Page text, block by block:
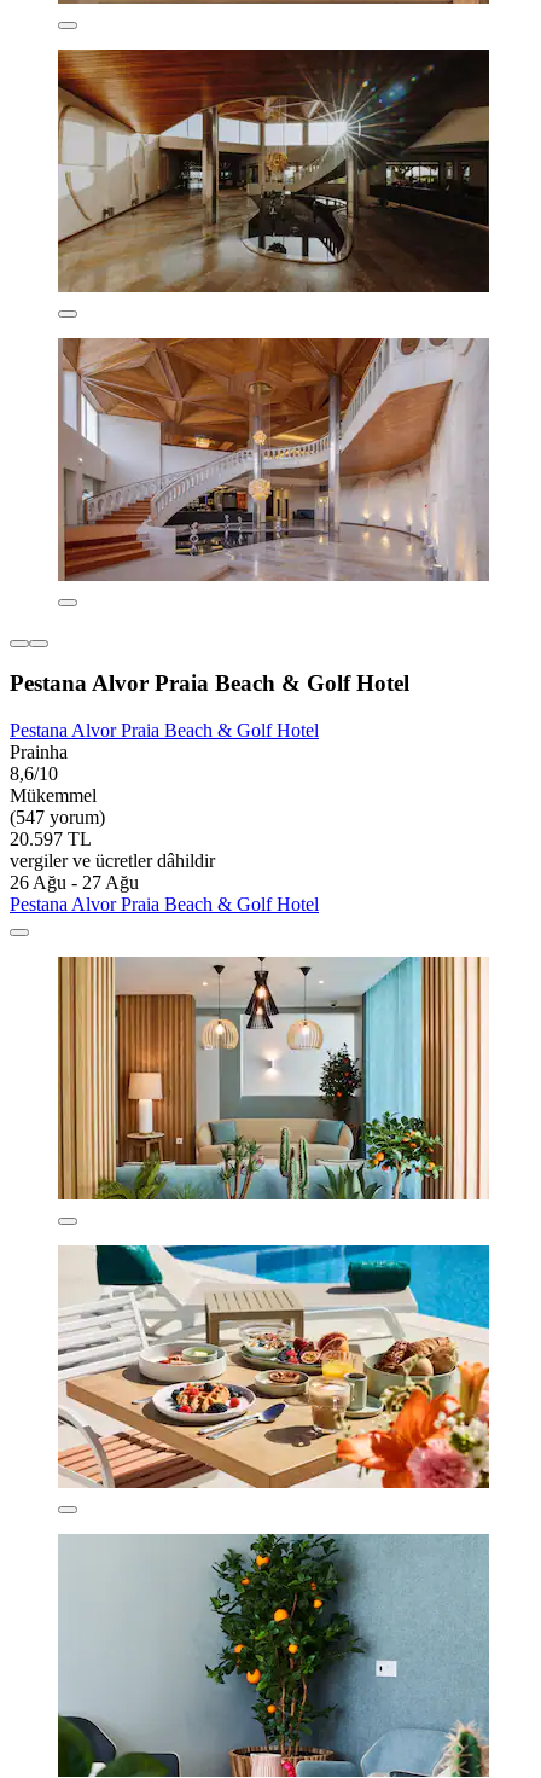
Pestana Alvor Praia Beach & Golf Hotel
Pestana Alvor Praia Beach & Golf Hotel
Prainha
8,6/10
Mükemmel
(547 yorum)
20.597 TL
vergiler ve ücretler dâhildir
26 Ağu - 27 Ağu
Pestana Alvor Praia Beach & Golf Hotel